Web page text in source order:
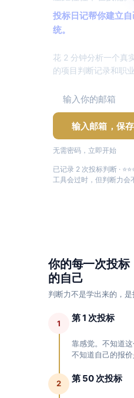
投标日记帮你建立
统。
花 2 分钟分析一个真
的项目判断记录和职
输入邮箱，保
无需密码，立即开始
已记录 2 次投标判断 ·
工具会过时，但判断力会
你的每一次投标
的自己
判断力不是学出来的，是
1 第 1 次投标
靠感觉。不知道
不知道自己的报价
2 第 50 次投标